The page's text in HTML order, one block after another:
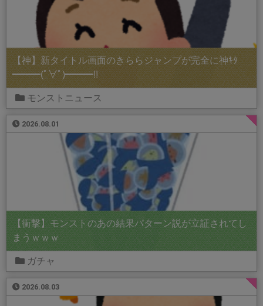
【神】新タイトル画面のきららジャンプが完全に神ｷﾀ
━━━(ﾟ∀ﾟ)━━━!!
モンストニュース
2026.08.01
【衝撃】モンストのあの結果パターン説が立証されてし
まうｗｗｗ
ガチャ
2026.08.03